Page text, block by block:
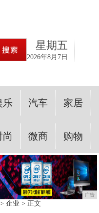
星期五
2026年8月7日
乐 汽车 家居
尚 微商 购物
广告
> 企业 > 正文